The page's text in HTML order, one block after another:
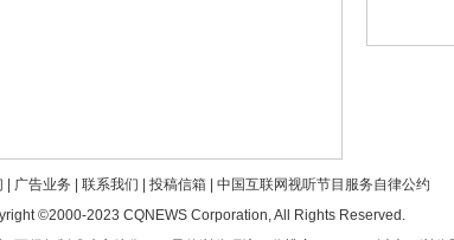
广告业务 联系我们 投稿信箱
中国互联网视听节目服务自律公约
©2000-2023 CQNEWS Corporation, All Rights Reserved.